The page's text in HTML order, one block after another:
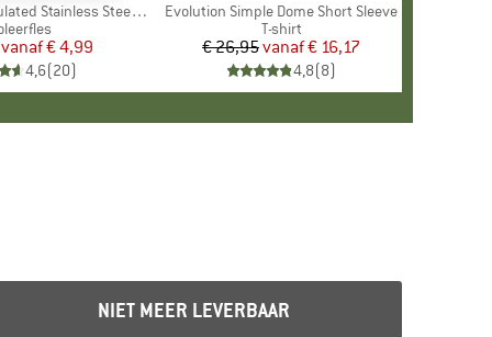
Steel Bottle 500
Prijs
Verlaagde prijs
vanaf€ 4,99
4,6(20)
Artikel
Evolution Simple Dome Short Sleeve
Productgroep
T-shirt
Prijs
€ 26,95 Verlaagde prijs
vanaf€ 16,17
4,8(8)
NIET MEER LEVERBAAR